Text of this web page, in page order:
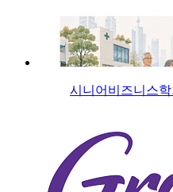
시니어비즈니스